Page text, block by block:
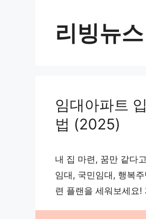
리빙뉴스
임대아파트
법 (2025)
내 집 마련, 꿈만 같다
임대, 국민임대, 행복
련 플랜을 세워보세요